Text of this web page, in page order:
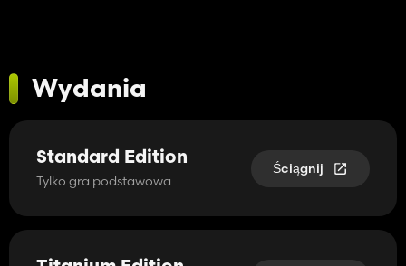
Wydania
Standard Edition
Tylko gra podstawowa
Ściągnij